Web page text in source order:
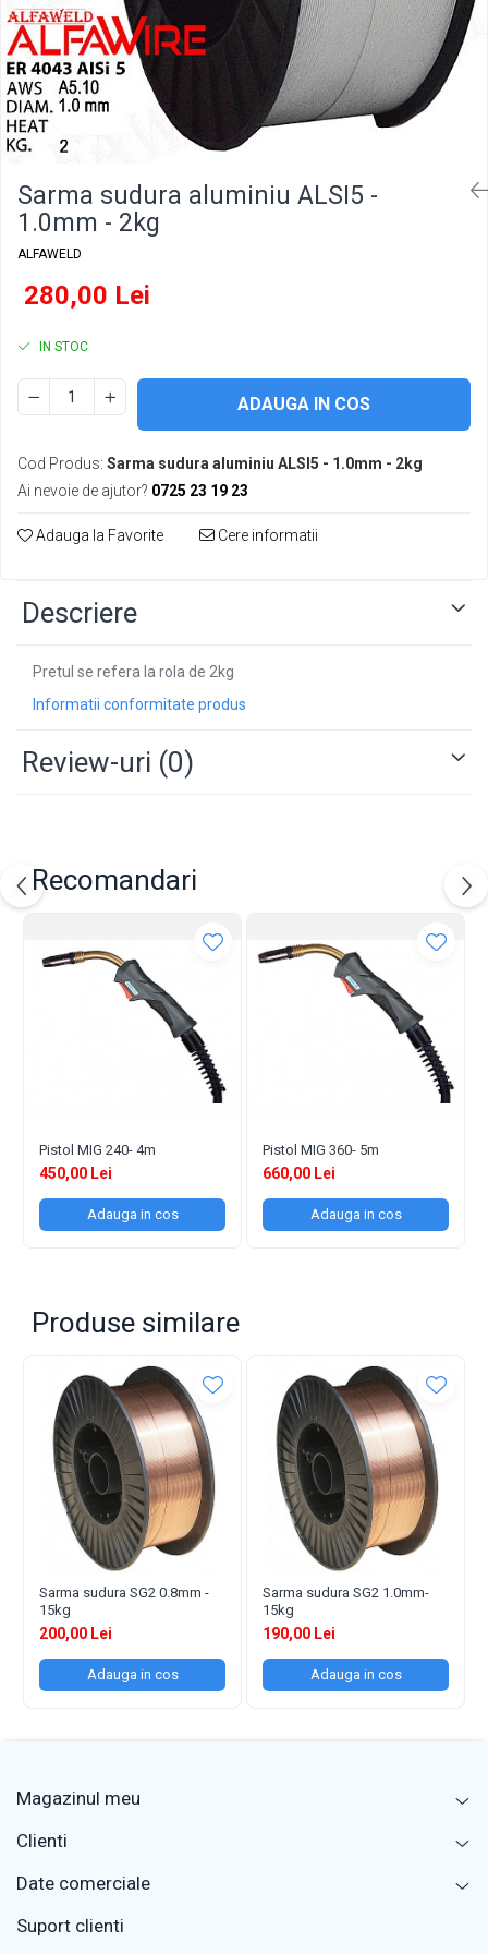
Conectori DINSE
Magneti pentru sudura
Cablu sudura
Mese sudura
Sarma sudura aluminiu ALSI5 -
1.0mm - 2kg
ALFAWELD
280,00 Lei
IN STOC
ADAUGA IN COS
Cod Produs: Sarma sudura aluminiu ALSI5 - 1.0mm - 2kg
Ai nevoie de ajutor? 0725 23 19 23
Adauga la Favorite Cere informatii
Descriere
Pretul se refera la rola de 2kg
Informatii conformitate produs
Review-uri (0)
Recomandari
Pistol MIG 240- 4m
450,00 Lei
Adauga in cos
Pistol MIG 360- 5m
660,00 Lei
Adauga in cos
Produse similare
Sarma sudura SG2 0.8mm -
15kg
200,00 Lei
Adauga in cos
Sarma sudura SG2 1.0mm-
15kg
190,00 Lei
Adauga in cos
Magazinul meu
Clienti
Date comerciale
Suport clienti